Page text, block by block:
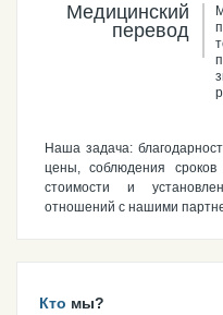
Медицинский
перевод
Наша задача:
цены, соблюдения сроков
стоимости и
отношений с нашими
Кто мы?